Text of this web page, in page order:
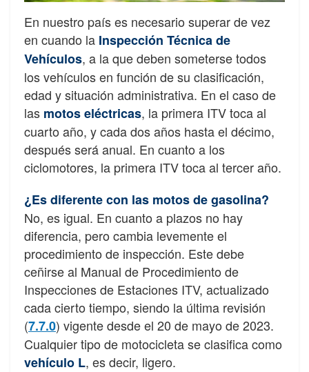
En nuestro país es necesario superar de vez
en cuando la Inspección Técnica de
Vehículos, a la que deben someterse todos
los vehículos en función de su clasificación,
edad y situación administrativa. En el caso de
las motos eléctricas, la primera ITV toca al
cuarto año, y cada dos años hasta el décimo,
después será anual. En cuanto a los
ciclomotores, la primera ITV toca al tercer año.
¿Es diferente con las motos de gasolina?
No, es igual. En cuanto a plazos no hay
diferencia, pero cambia levemente el
procedimiento de inspección. Este debe
ceñirse al Manual de Procedimiento de
Inspecciones de Estaciones ITV, actualizado
cada cierto tiempo, siendo la última revisión
(7.7.0) vigente desde el 20 de mayo de 2023.
Cualquier tipo de motocicleta se clasifica como
vehículo L, es decir, ligero.